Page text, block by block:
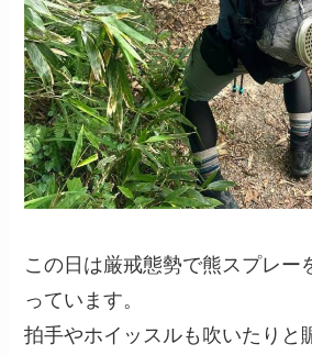
この日は厳戒態勢で熊スプレー
っています。
拍手やホイッスルも吹いたりと